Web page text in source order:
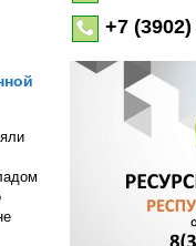
+7